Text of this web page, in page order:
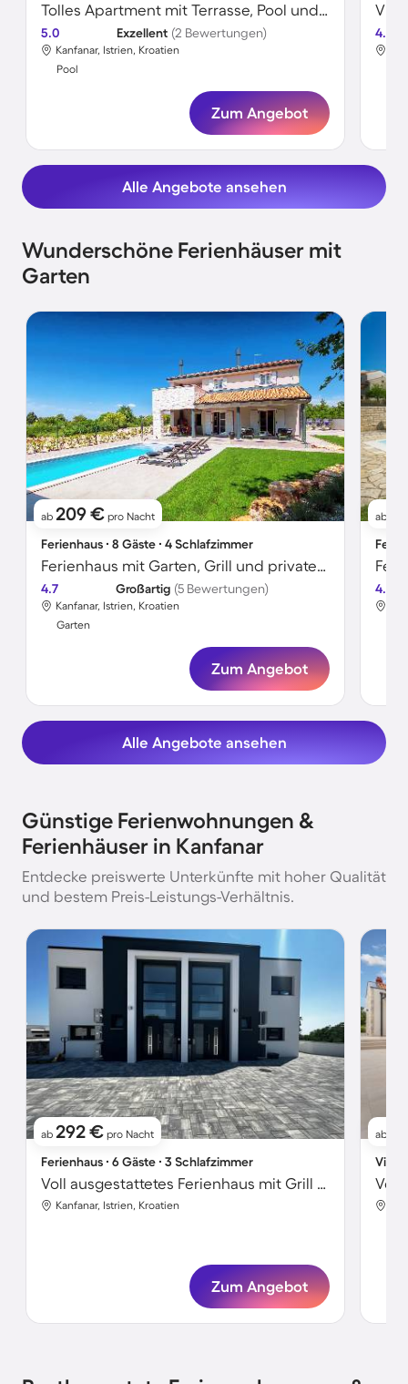
Tolles Apartment mit Terrasse, Pool und Grill
5.0 Exzellent (2 Bewertungen)
Kanfanar, Istrien, Kroatien
Pool
Zum Angebot
4.8
Alle Angebote ansehen
Wunderschöne Ferienhäuser mit
Garten
ab 209 € pro Nacht
Ferienhaus ∙ 8 Gäste ∙ 4 Schlafzimmer
Ferienhaus mit Garten, Grill und privatem Pool
4.7 Großartig (5 Bewertungen)
Kanfanar, Istrien, Kroatien
Garten
Zum Angebot
ab
4.3
Alle Angebote ansehen
Günstige Ferienwohnungen &
Ferienhäuser in Kanfanar
Entdecke preiswerte Unterkünfte mit hoher Qualität
und bestem Preis-Leistungs-Verhältnis.
ab 292 € pro Nacht
Ferienhaus ∙ 6 Gäste ∙ 3 Schlafzimmer
Voll ausgestattetes Ferienhaus mit Grill und privatem Pool | Meerblick
Kanfanar, Istrien, Kroatien
Zum Angebot
ab
Villa